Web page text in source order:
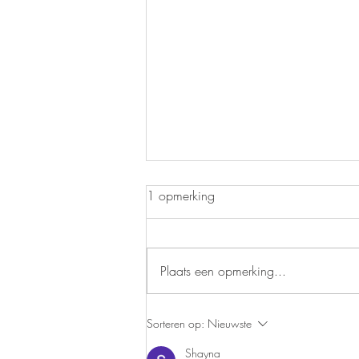
Themadiner: Alles uit het Water
1 opmerking
Plaats een opmerking...
Sorteren op: Nieuwste
Shayna